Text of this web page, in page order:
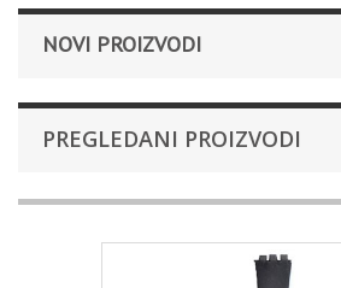
NOVI PROIZVODI
PREGLEDANI PROIZVODI